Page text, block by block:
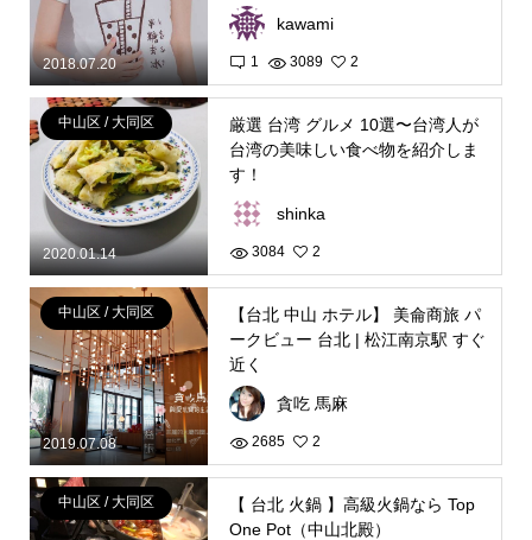
2018.07.20
kawami
1 3089 2
2020.01.14
中山区 / 大同区
厳選 台湾 グルメ 10選〜台湾人が
台湾の美味しい食べ物を紹介しま
す！
shinka
3084 2
2019.07.08
中山区 / 大同区
【台北 中山 ホテル】 美侖商旅 パ
ークビュー 台北 | 松江南京駅 すぐ
近く
貪吃 馬麻
2685 2
中山区 / 大同区
【 台北 火鍋 】高級火鍋なら Top
One Pot（中山北殿）